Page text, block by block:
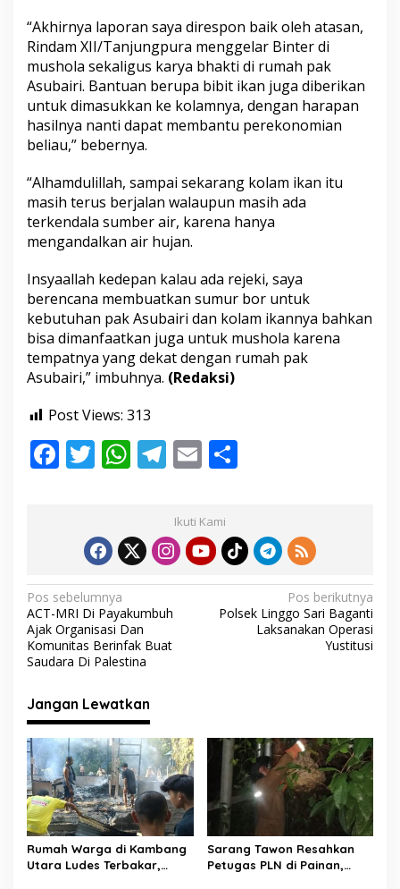
“Akhirnya laporan saya direspon baik oleh atasan,
Rindam XII/Tanjungpura menggelar Binter di
mushola sekaligus karya bhakti di rumah pak
Asubairi. Bantuan berupa bibit ikan juga diberikan
untuk dimasukkan ke kolamnya, dengan harapan
hasilnya nanti dapat membantu perekonomian
beliau,” bebernya.
“Alhamdulillah, sampai sekarang kolam ikan itu
masih terus berjalan walaupun masih ada
terkendala sumber air, karena hanya
mengandalkan air hujan.
Insyaallah kedepan kalau ada rejeki, saya
berencana membuatkan sumur bor untuk
kebutuhan pak Asubairi dan kolam ikannya bahkan
bisa dimanfaatkan juga untuk mushola karena
tempatnya yang dekat dengan rumah pak
Asubairi,” imbuhnya. (Redaksi)
Post Views: 313
F
o
k
T
er
W
s
A
p
p
T
e
gr
a
m
E
ai
l e
Ikuti Kami
N
a
v
i
g
a
s
i
p
o
s
Pos sebelumnya
ACT-MRI Di Payakumbuh
Ajak Organisasi Dan
Komunitas Berinfak Buat
Saudara Di Palestina
Pos berikutnya
Polsek Linggo Sari Baganti
Laksanakan Operasi
Yustitusi
Jangan Lewatkan
Rumah Warga di Kambang
Utara Ludes Terbakar,
Sarang Tawon Resahkan
Petugas PLN di Painan,